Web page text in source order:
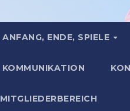
ANFANG, ENDE, SPIELE
KOMMUNIKATION
MITGLIEDERBEREICH